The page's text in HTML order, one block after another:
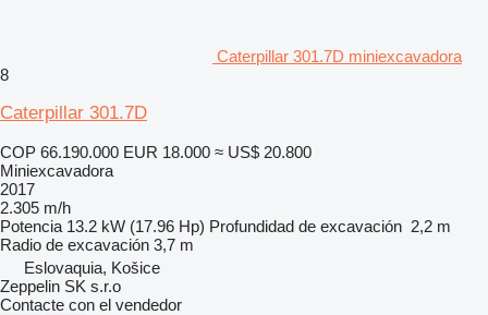
Caterpillar 301.7D miniexcavadora
8
Caterpillar 301.7D
COP 66.190.000 EUR 18.000 ≈ US$ 20.800
Miniexcavadora
2017
2.305 m/h
Potencia 13.2 kW (17.96 Hp) Profundidad de excavación 2,2 m
Radio de excavación 3,7 m
Eslovaquia, Košice
Zeppelin SK s.r.o
Contacte con el vendedor